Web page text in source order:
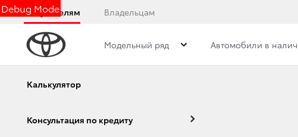
Debug Mode
Покупателям Владельцам
Модельный ряд Автомобили в
Калькулятор
Консультация по кредиту
Дилерский центр